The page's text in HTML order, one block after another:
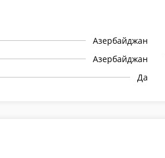
Азербайджан
Азербайджан
Да